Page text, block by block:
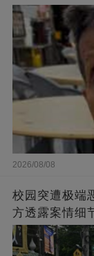
2026/08/08
校园突遭极端
方透露案情细